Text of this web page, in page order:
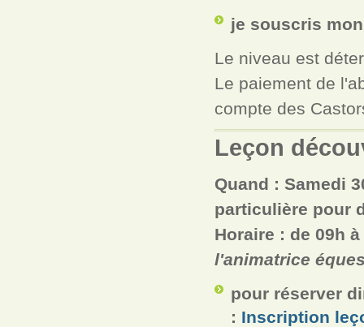
je souscris
Le niveau est
Le paiement de
compte des
Leçon
Quand : Samedi
particulière pour
Horaire : de 09h
l'animatrice
pour réserver
: Inscription